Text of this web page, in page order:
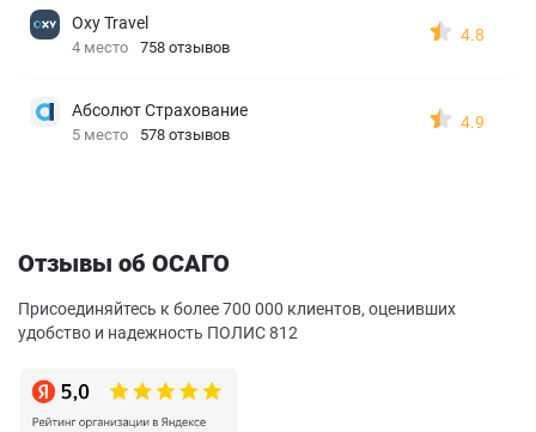
Oxy Travel
4 место 758 отзывов
4.8
Абсолют Страхование
5 место 578 отзывов
4.9
Отзывы об ОСАГО
Присоединяйтесь к более 700 000 клиентов, оценивших
удобство и надежность ПОЛИС 812